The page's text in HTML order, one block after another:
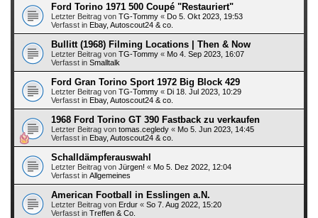
Ford Torino 1971 500 Coupé "Restauriert"
Letzter Beitrag von TG-Tommy « Do 5. Okt 2023, 19:53
Verfasst in Ebay, Autoscout24 & co.
Bullitt (1968) Filming Locations | Then & Now
Letzter Beitrag von TG-Tommy « Mo 4. Sep 2023, 16:07
Verfasst in Smalltalk
Ford Gran Torino Sport 1972 Big Block 429
Letzter Beitrag von TG-Tommy « Di 18. Jul 2023, 10:29
Verfasst in Ebay, Autoscout24 & co.
1968 Ford Torino GT 390 Fastback zu verkaufen
Letzter Beitrag von tomas.cegledy « Mo 5. Jun 2023, 14:45
Verfasst in Ebay, Autoscout24 & co.
Schalldämpferauswahl
Letzter Beitrag von Jürgen! « Mo 5. Dez 2022, 12:04
Verfasst in Allgemeines
American Football in Esslingen a.N.
Letzter Beitrag von Erdur « So 7. Aug 2022, 15:20
Verfasst in Treffen & Co.